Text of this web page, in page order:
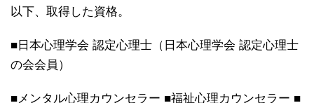
以下、取得した資格。
■日本心理学会 認定心理士（日本心理学会 認定心理士
の会会員）
■メンタル心理カウンセラー ■福祉心理カウンセラー ■